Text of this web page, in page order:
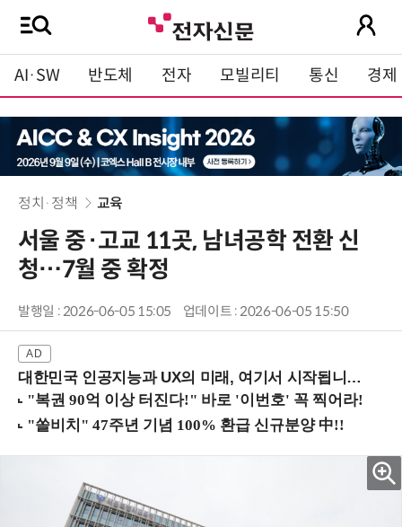
AI·SW 반도체 전자 모빌리티 통신 경제
정치·정책 교육
서울 중·고교 11곳, 남녀공학 전환 신
청…7월 중 확정
발행일 : 2026-06-05 15:05 업데이트 : 2026-06-05 15:50
대한민국 인공지능과 UX의 미래, 여기서 시작됩니다! (9/2 강남역)